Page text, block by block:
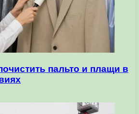
пальто и плащи в